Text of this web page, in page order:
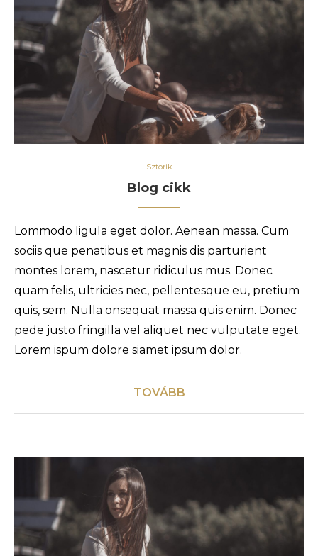
Sztorik
Blog cikk
Lommodo ligula eget dolor. Aenean massa. Cum
sociis que penatibus et magnis dis parturient
montes lorem, nascetur ridiculus mus. Donec
quam felis, ultricies nec, pellentesque eu, pretium
quis, sem. Nulla onsequat massa quis enim. Donec
pede justo fringilla vel aliquet nec vulputate eget.
Lorem ispum dolore siamet ipsum dolor.
TOVÁBB